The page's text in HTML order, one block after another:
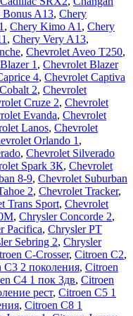
Bonus A13, Chery
, Chery Kimo A1 , Chery
, Chery Very A13,
, Chevrolet Aveo T250,
1 , Chevrolet Blazer
4, Chevrolet Captiva
2, Chevrolet
Cruze 2, Chevrolet
Evanda, Chevrolet
Lanos, Chevrolet
Orlando 1 ,
, Chevrolet Silverado
Spark ЗК, Chevrolet
8-9, Chevrolet Suburban
2, Chevrolet Tracker,
Trans Sport, Chevrolet
, Chrysler Concorde 2,
Pacifica, Chrysler PT
Sebring 2, Chrysler
C-Crosser, Citroen C2,
C3 2 поколения, Citroen
C4 1 пок 3дв, Citroen
рест, Citroen C5 1
, Citroen C8 1